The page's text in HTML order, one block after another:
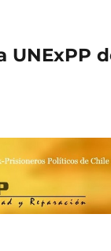
UNExPP